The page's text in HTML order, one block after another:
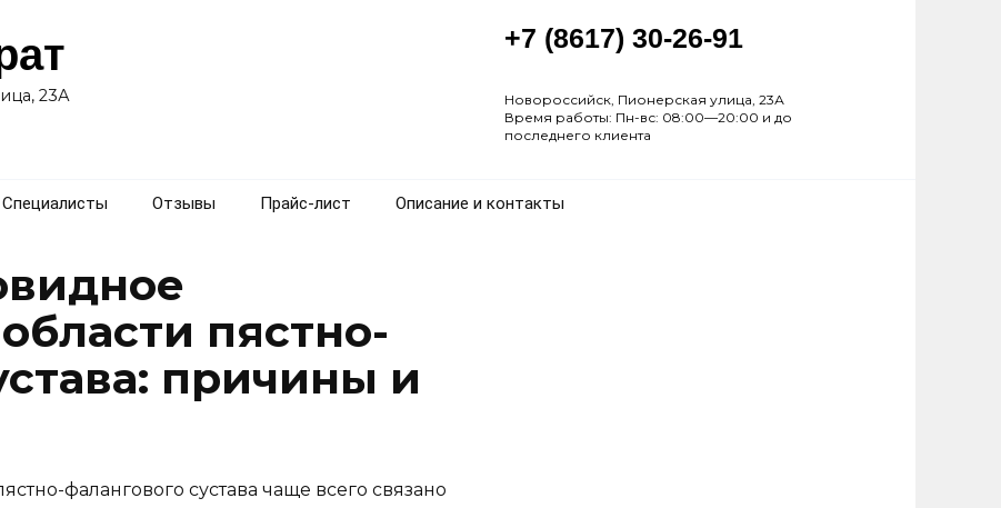
23А
+7 (8617) 30-26-91
Новороссийск, Пионерская улица, 23А
Время работы: Пн-вс: 08:00—20:00 и до
последнего клиента
Специалисты Отзывы Прайс-лист Описание и контакты
пястно-
причины и
фалангового сустава чаще всего связано